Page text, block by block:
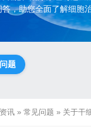
，助您全面了解细胞
题
讯 » 常见问题 » 关于干